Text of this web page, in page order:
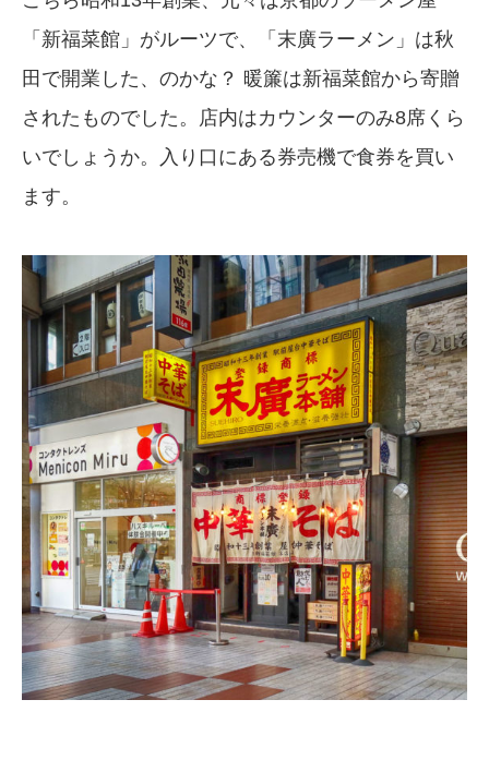
「新福菜館」がルーツで、「末廣ラーメン」は秋
田で開業した、のかな？ 暖簾は新福菜館から寄贈
されたものでした。店内はカウンターのみ8席くら
いでしょうか。入り口にある券売機で食券を買い
ます。